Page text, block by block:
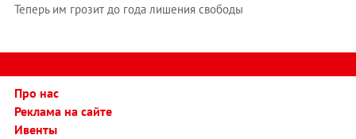
Теперь им грозит до года лишения свободы
Про нас
Реклама на сайте
Ивенты